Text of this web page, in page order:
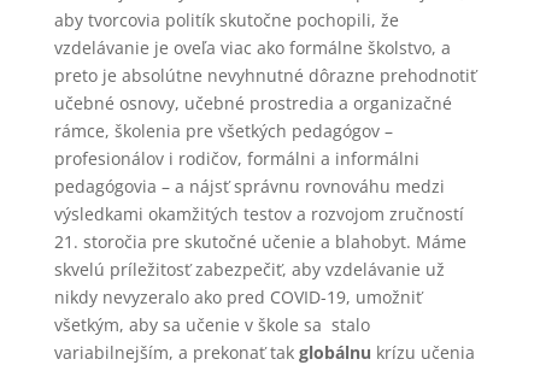
aby tvorcovia politík skutočne pochopili, že
vzdelávanie je oveľa viac ako formálne školstvo, a
preto je absolútne nevyhnutné dôrazne prehodnotiť
učebné osnovy, učebné prostredia a organizačné
rámce, školenia pre všetkých pedagógov –
profesionálov i rodičov, formálni a informálni
pedagógovia – a nájsť správnu rovnováhu medzi
výsledkami okamžitých testov a rozvojom zručností
21. storočia pre skutočné učenie a blahobyt. Máme
skvelú príležitosť zabezpečiť, aby vzdelávanie už
nikdy nevyzeralo ako pred COVID-19, umožniť
všetkým, aby sa učenie v škole sa stalo
variabilnejším, a prekonať tak globálnu krízu učenia